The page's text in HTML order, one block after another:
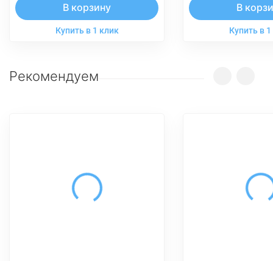
В корзину
Купить в 1 клик
В
Купить в
Рекомендуем